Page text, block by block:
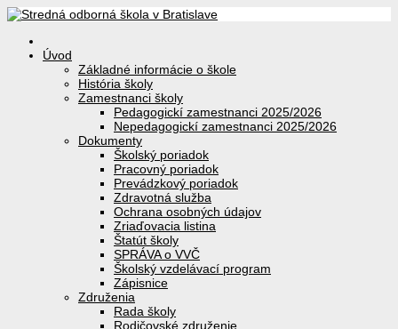
Úvod
Základné informácie o škole
História školy
Zamestnanci školy
Pedagogickí zamestnanci 2025/2026
Nepedagogickí zamestnanci 2025/2026
Dokumenty
Školský poriadok
Pracovný poriadok
Prevádzkový poriadok
Zdravotná služba
Ochrana osobných údajov
Zriaďovacia listina
Štatút školy
SPRÁVA o VVČ
Školský vzdelávací program
Zápisnice
Združenia
Rada školy
Rodičovské združenie